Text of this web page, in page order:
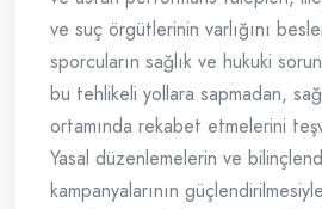
ve suç örgütlerinin varlığını
sporcuların sağlık ve hukuki
bu tehlikeli yollara sapmadan,
ortamında rekabet etmelerini
Yasal düzenlemelerin ve
kampanyalarının